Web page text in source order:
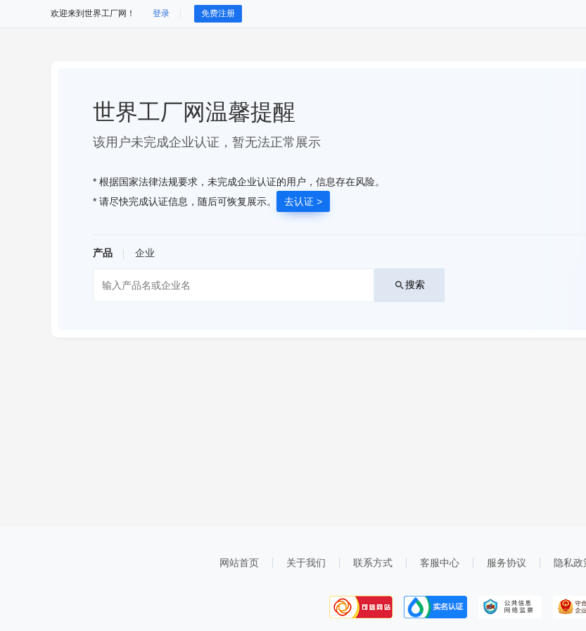
欢迎来到世界工厂网！ 登录 免费注册
世界工厂网温馨提醒
该用户未完成企业认证，暂无法正常展示
* 根据国家法律法规要求，未完成企业认证的用户，信息存在风险。
* 请尽快完成认证信息，随后可恢复展示。
去认证 >
产品 企业
搜索
网站首页 关于我们 联系方式 客服中心 服务协议 隐私政